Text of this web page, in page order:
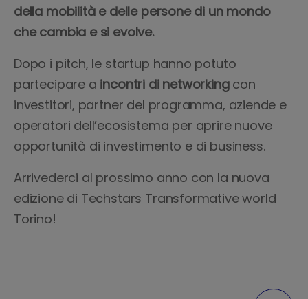
della mobilità e delle persone di un mondo
che cambia e si evolve.
Dopo i pitch, le startup hanno potuto
partecipare a incontri di networkingcon
investitori, partner del programma, aziende e
operatori dell’ecosistema per aprire nuove
opportunità di investimento e di business.
Arrivederci al prossimo anno con la nuova
edizione di Techstars Transformative world
Torino!